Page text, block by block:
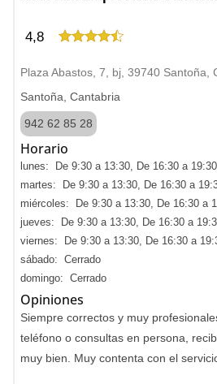
4,8
Plaza Abastos, 7, bj, 39740 Santoña,
Santoña, Cantabria
942 62 85 28
Horario
lunes: De 9:30 a 13:30, De 16:30 a 19:30
martes: De 9:30 a 13:30, De 16:30 a
miércoles: De 9:30 a 13:30, De 16:30 a
jueves: De 9:30 a 13:30, De 16:30 a
viernes: De 9:30 a 13:30, De 16:30 a
sábado: Cerrado
domingo: Cerrado
Opiniones
Siempre correctos y muy
teléfono o consultas en persona,
muy bien. Muy contenta con el